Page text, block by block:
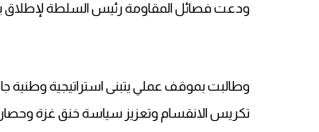
ودعت فصائل المقاومة رئيس السلطة لإطلاق يد
وطالبت بموقف عملي يتبنى استراتيجية وطنية
تكريس الانقسام وتعزيز سياسة خنق غزة